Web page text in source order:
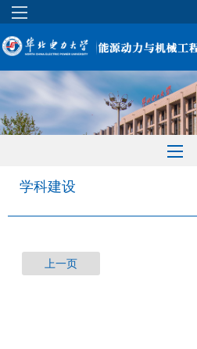
学科建设
上一页